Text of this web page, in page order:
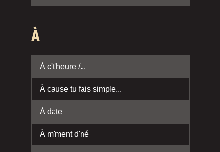
À
À c't'heure /...
À cause tu fais simple...
À date
À m'ment d'né